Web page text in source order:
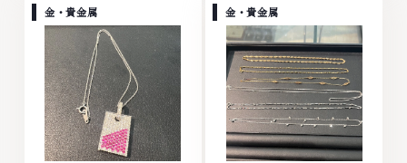
ラチナ ダイヤモンド ブランド品
ブランド衣類 お酒買取りのこと
なら、お任せくださいなかでも
金・プラチナ等のアクセサリー・
貴金属・宝石・ダイヤモンド・ジ
ュエリーや ブランド品・時計等
は特に自信を持って、高額査定を
実現しております。 古くて使わ
なくなってしまったアクセサリ
イヤモンド ブランド品 ブランド
衣類 お酒買取りのことなら、お
任せくださいなかでも金・プラチ
ナ等のアクセサリー・貴金属・宝
石・ダイヤモンド・ジュエリーや
ブランド品・時計等は特に自信を
持って、高額査定を実現しており
ます。 古くて使わなくなってし
まったアクセサリー、動かなくな
金・貴金属 金・貴金属